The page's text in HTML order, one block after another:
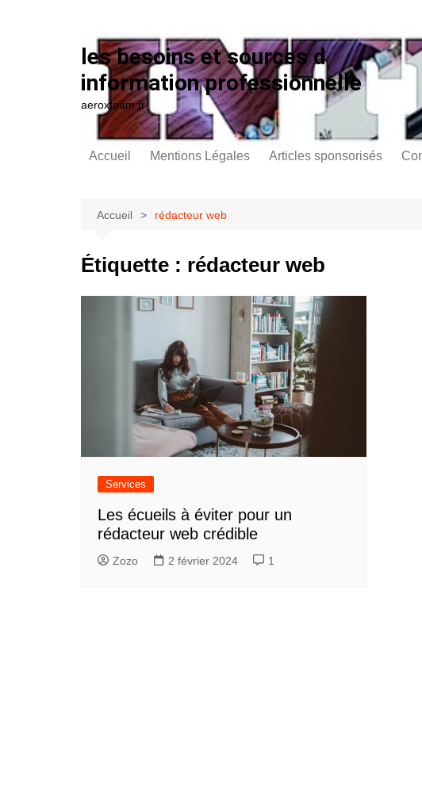
les besoins et sources d
information professionnelle
aeroxteam.fr
Accueil Mentions Légales Articles sponsorisés
Accueil rédacteur web
Étiquette : rédacteur web
Services
Les écueils à éviter pour un
rédacteur web crédible
Zozo 2 février 2024 1